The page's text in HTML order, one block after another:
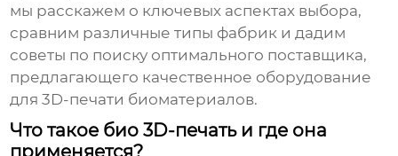
мы расскажем о ключевых аспектах выбора,
сравним различные типы фабрик и дадим
советы по поиску оптимального поставщика,
предлагающего качественное оборудование
для 3D-печати биоматериалов.
Что такое био 3D-печать и где она